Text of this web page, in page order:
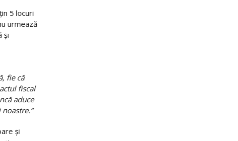
5 locuri
urmează
și
fie că
fiscal
aduce
și